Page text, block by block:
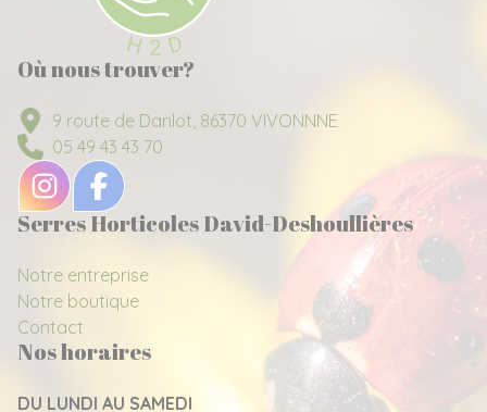
Où nous trouver?
9 route de Danlot, 86370 VIVONNNE
05 49 43 43 70
Serres Horticoles David-Deshoullières
Notre entreprise
Notre boutique
Contact
Nos horaires
DU LUNDI AU SAMEDI